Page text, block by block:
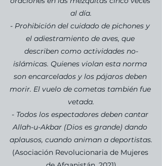
al día.
- Prohibición del cuidado de pichones y
el adiestramiento de aves, que
describen como actividades no-
islámicas. Quienes violan esta norma
son encarcelados y los pájaros deben
morir. El vuelo de cometas también fue
vetada.
- Todos los espectadores deben cantar
Allah-u-Akbar (Dios es grande) dando
aplausos, cuando animan a deportistas.
(Asociación Revolucionaria de Mujeres